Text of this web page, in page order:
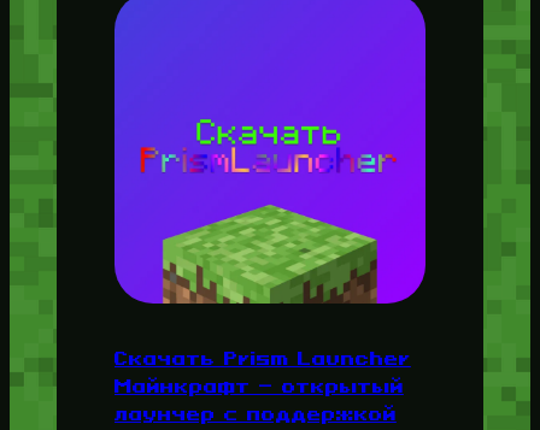
Скачать Prism Launcher
Майнкрафт — открытый
лаунчер с поддержкой